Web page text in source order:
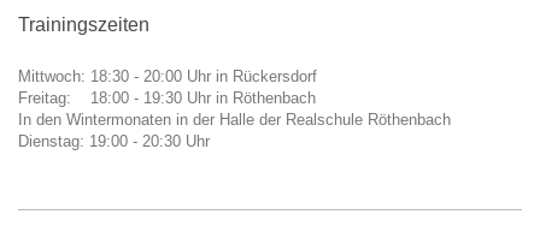
Trainingszeiten
Mittwoch: 18:30 - 20:00 Uhr in Rückersdorf
Freitag: 18:00 - 19:30 Uhr in Röthenbach
In den Wintermonaten in der Halle der Realschule Röthenbach
Dienstag: 19:00 - 20:30 Uhr